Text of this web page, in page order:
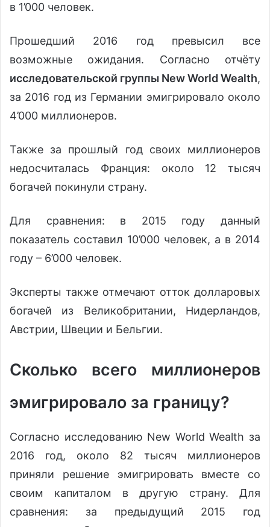
в 1’000 человек.
Прошедший 2016 год превысил все
возможные ожидания. Согласно отчёту
исследовательской группы New World Wealth,
за 2016 год из Германии эмигрировало около
4’000 миллионеров.
Также за прошлый год своих миллионеров
недосчиталась Франция: около 12 тысяч
богачей покинули страну.
Для сравнения: в 2015 году данный
показатель составил 10’000 человек, а в 2014
году – 6’000 человек.
Эксперты также отмечают отток долларовых
богачей из Великобритании, Нидерландов,
Австрии, Швеции и Бельгии.
Сколько всего миллионеров
эмигрировало за границу?
Согласно исследованию New World Wealth за
2016 год, около 82 тысяч миллионеров
приняли решение эмигрировать вместе со
своим капиталом в другую страну. Для
сравнения: за предыдущий 2015 год